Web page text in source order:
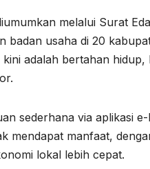
melalui Surat
badan usaha di 20
adalah bertahan
sederhana via aplikasi
mendapat manfaat,
lokal lebih cepat.